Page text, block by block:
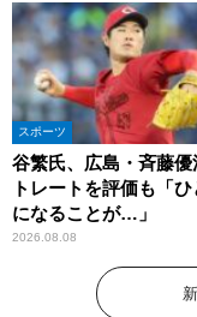
スポーツ
谷繁氏、広島・斉藤優
トレートを評価も「
になることが…」
2026.08.08